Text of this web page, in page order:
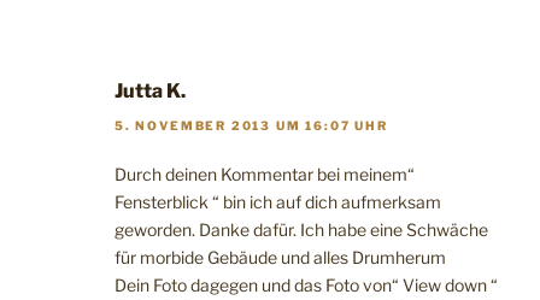
Jutta K.
5. NOVEMBER 2013 UM 16:07 UHR
Durch deinen Kommentar bei meinem“
Fensterblick “ bin ich auf dich aufmerksam
geworden. Danke dafür. Ich habe eine Schwäche
für morbide Gebäude und alles Drumherum
Dein Foto dagegen und das Foto von“ View down “